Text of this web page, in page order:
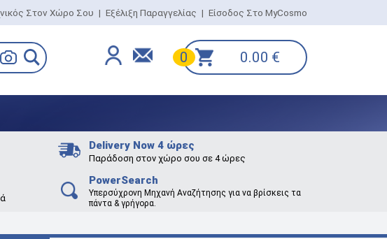
Στον Χώρο Σου | Εξέλιξη Παραγγελίας | Είσοδος Στο MyCosmo
0 0.00 €
Delivery Now 4 ώρες
Παράδοση στον χώρο σου σε 4 ώρες
PowerSearch
Υπερσύχρονη Μηχανή Αναζήτησης για να βρίσκεις τα
πάντα & γρήγορα.